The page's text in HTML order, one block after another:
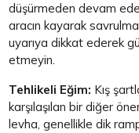
düşürmeden devam
aracın kayarak
uyarıya dikkat ederek
etmeyin.
Tehlikeli Eğim: Kış
karşılaşılan bir diğer
levha, genellikle dik